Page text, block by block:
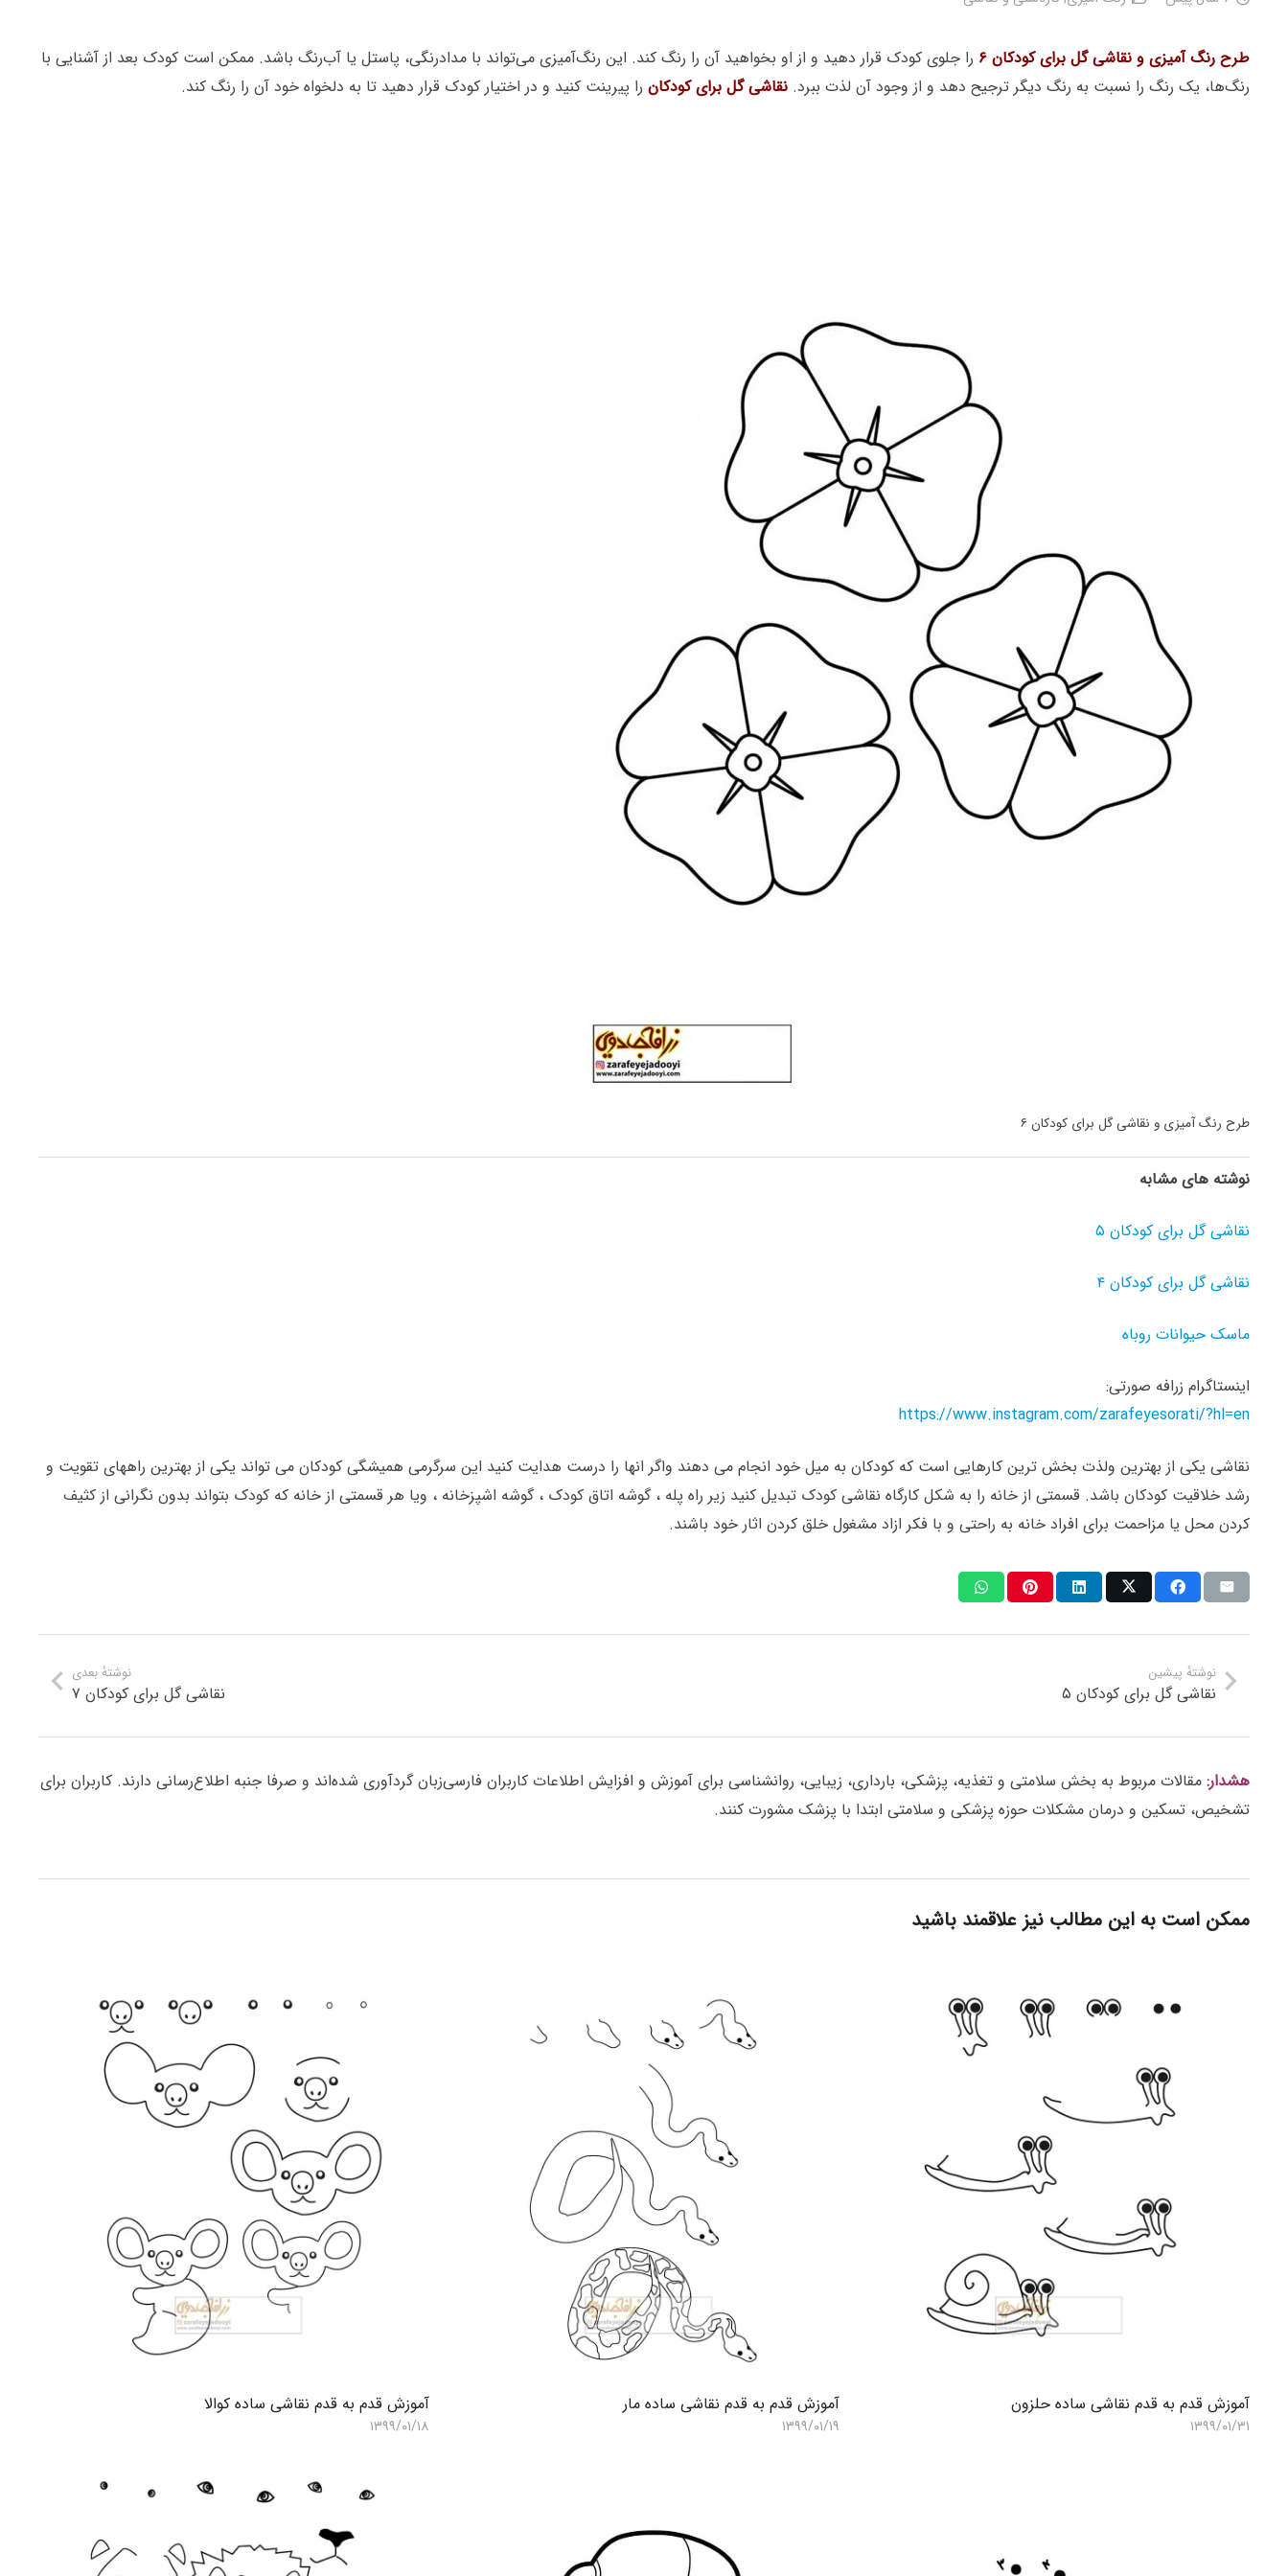
طرح رنگ آمیزی و نقاشی گل برای کودکان ۶
را جلوی کودک قرار دهید و از او بخواهید آن را رنگ کند. این رنگ‌آمیزی می‌تواند با مدادرنگی، پاستل یا آب‌رنگ باشد. ممکن است کودک بعد از آشنایی با
رنگ‌ها، یک رنگ را نسبت به رنگ دیگر ترجیح دهد و از وجود آن لذت ببرد. نقاشی گل برای کودکان را پیرینت کنید و در اختیار کودک قرار دهید تا به دلخواه خود آن را رنگ کند.
طرح رنگ آمیزی و نقاشی گل برای کودکان ۶
نوشته های مشابه
نقاشی گل برای کودکان ۵
نقاشی گل برای کودکان ۴
ماسک حیوانات روباه
اینستاگرام زرافه صورتی:
https://www.instagram.com/zarafeyesorati/?hl=en
نقاشی یکی از بهترین ولذت بخش ترین کارهایی است که کودکان به میل خود انجام می دهند واگر انها را درست هدایت کنید این سرگرمی همیشگی کودکان می تواند یکی از بهترین راههای تقویت و
رشد خلاقیت کودکان باشد. قسمتی از خانه را به شکل کارگاه نقاشی کودک تبدیل کنید زیر راه پله ، گوشه اتاق کودک ، گوشه اشپزخانه ، ویا هر قسمتی از خانه که کودک بتواند بدون نگرانی از کثیف
کردن محل یا مزاحمت برای افراد خانه به راحتی و با فکر ازاد مشغول خلق کردن اثار خود باشند.
نوشتهٔ بعدی
نقاشی گل برای کودکان ۷
نوشتهٔ پیشین
نقاشی گل برای کودکان ۵
هشدار: مقالات مربوط به بخش سلامتی و تغذیه، پزشکی، بارداری، زیبایی، روانشناسی برای آموزش و افزایش اطلاعات کاربران فارسی‌زبان گردآوری شده‌اند و صرفا جنبه اطلاع‌رسانی دارند. کاربران برای
تشخیص، تسکین و درمان مشکلات حوزه پزشکی و سلامتی ابتدا با پزشک مشورت کنند.
ممکن است به این مطالب نیز علاقمند باشید
آموزش قدم به قدم نقاشی ساده حلزون
۱۳۹۹/۰۱/۳۱
آموزش قدم به قدم نقاشی ساده مار
۱۳۹۹/۰۱/۱۹
آموزش قدم به قدم نقاشی ساده کوالا
۱۳۹۹/۰۱/۱۸